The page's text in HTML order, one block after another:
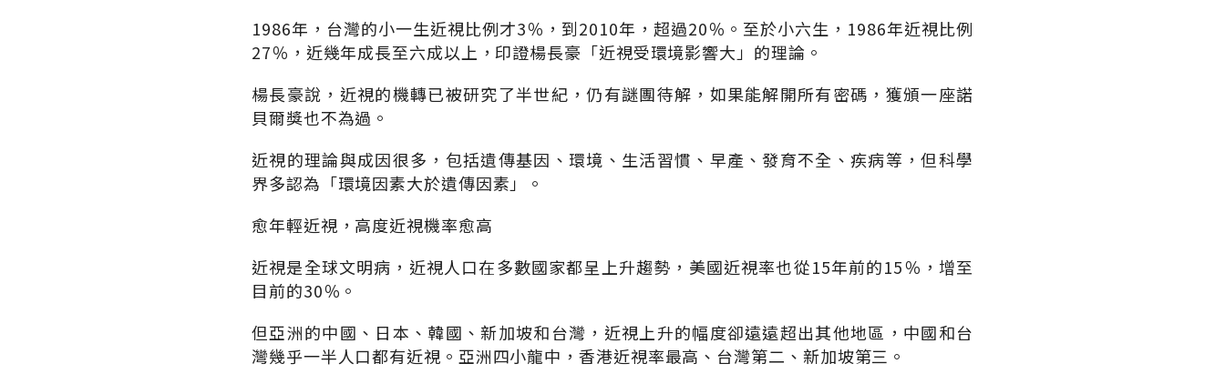
1986年，台灣的小一生近視比例才3％，到2010年，超過20％。至於小六生，1986年近視比例
27％，近幾年成長至六成以上，印證楊長豪「近視受環境影響大」的理論。
楊長豪說，近視的機轉已被研究了半世紀，仍有謎團待解，如果能解開所有密碼，獲頒一座諾
貝爾獎也不為過。
近視的理論與成因很多，包括遺傳基因、環境、生活習慣、早產、發育不全、疾病等，但科學
界多認為「環境因素大於遺傳因素」。
愈年輕近視，高度近視機率愈高
近視是全球文明病，近視人口在多數國家都呈上升趨勢，美國近視率也從15年前的15％，增至
目前的30％。
但亞洲的中國、日本、韓國、新加坡和台灣，近視上升的幅度卻遠遠超出其他地區，中國和台
灣幾乎一半人口都有近視。亞洲四小龍中，香港近視率最高、台灣第二、新加坡第三。